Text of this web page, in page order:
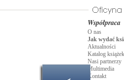
Współpraca
O nas
Jak wydać
Aktualności
Katalog książek
Nasi partnerzy
Multimedia
Kontakt